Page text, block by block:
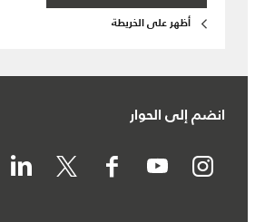
أظهر على الخريطة
انضم إلى الحوار